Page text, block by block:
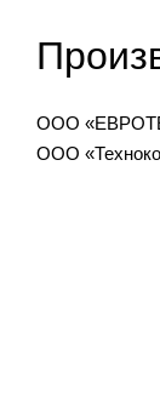
ООО
ООО